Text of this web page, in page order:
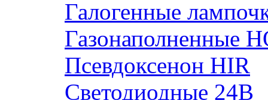
Галогенные
Газонаполненные
Псевдоксенон HIR
Cветодиодные 24B